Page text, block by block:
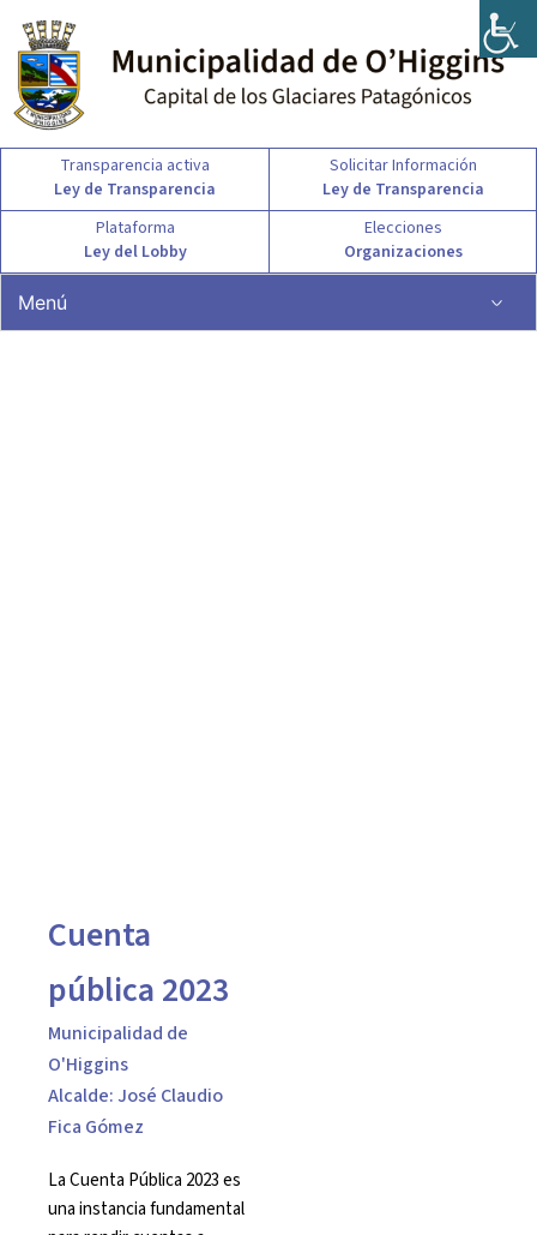
contenido
Transparencia activa
Ley de Transparencia
Solicitar Información
Ley de Transparencia
Plataforma
Ley del Lobby
Elecciones
Organizaciones
Menú
Cuenta
pública 2023
Municipalidad de
O'Higgins
Alcalde: José Claudio
Fica Gómez
La Cuenta Pública 2023 es
una instancia fundamental